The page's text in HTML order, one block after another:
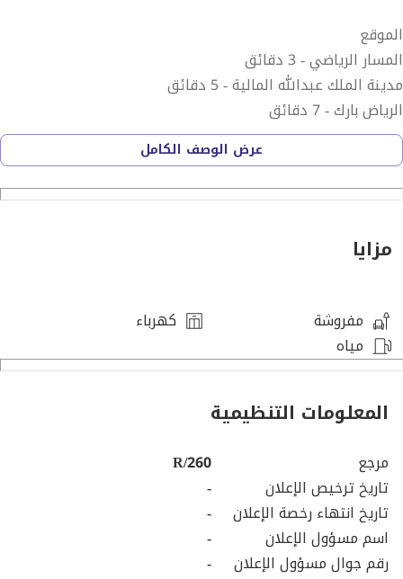
الموقع
المسار الرياضي - 3 دقائق
مدينة الملك عبدالله المالية - 5 دقائق
الرياض بارك - 7 دقائق
بوليفارد سيتي - 10 دقائق
طريق الملك فهد - 6 دقائق
.............................................................................
عرض الوصف الكامل
مزايا
مفروشة
كهرباء
مياه
المعلومات التنظيمية
مرجع
R/260
تاريخ ترخيص الإعلان
-
تاريخ انتهاء رخصة الإعلان
-
اسم مسؤول الإعلان
-
رقم جوال مسؤول الإعلان
-